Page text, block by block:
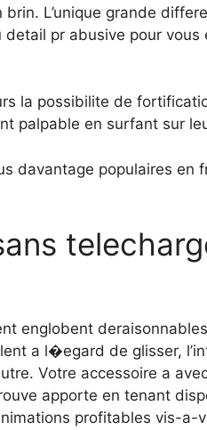
L’unique grande
pr abusive pour vous
la possibilite de
palpable en surfant sur
davantage populaires en
englobent
a l�egard de glisser,
Votre accessoire a
apporte en tenant
profitables vis-a-